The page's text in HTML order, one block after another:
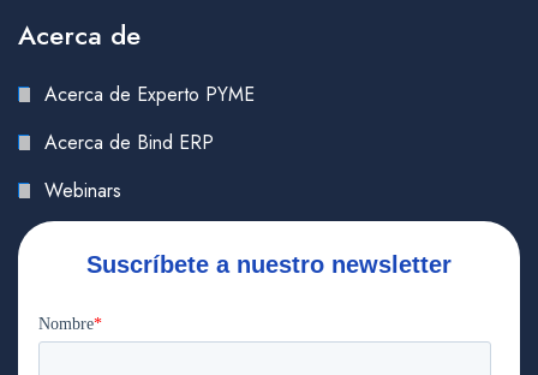
Acerca de
Acerca de Experto PYME
Acerca de Bind ERP
Webinars
Suscríbete a nuestro newsletter